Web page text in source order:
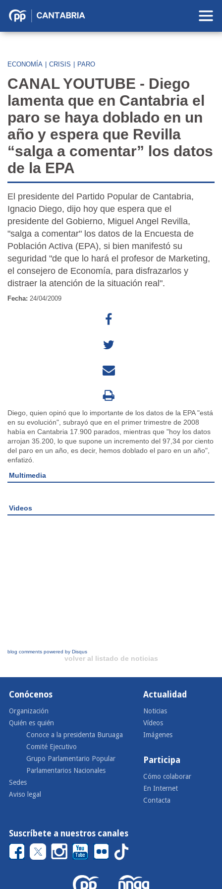
Partido
Cantabria
ECONOMÍA CRISIS PARO
CANAL YOUTUBE - Diego
lamenta que en Cantabria el
paro se haya doblado en un
año y espera que Revilla
“salga a comentar” los datos
de la EPA
El presidente del Partido Popular de Cantabria,
Ignacio Diego, dijo hoy que espera que el
presidente del Gobierno, Miguel Angel Revilla,
"salga a comentar" los datos de la Encuesta de
Población Activa (EPA), si bien manifestó su
seguridad "de que lo hará el profesor de Marketing,
el consejero de Economía, para disfrazarlos y
distraer la atención de la situación real".
Fecha: 24/04/2009
Diego, quien opinó que lo importante de los datos de la EPA "está
en su evolución", subrayó que en el primer trimestre de 2008
había en Cantabria 17.900 parados, mientras que "hoy los datos
arrojan 35.200, lo que supone un incremento del 97,34 por ciento
del paro en un año, es decir, hemos doblado el paro en un año",
enfatizó.
Multimedia
Videos
blog comments powered by Disqus
volver al listado de noticias
Conócenos
Organización
Quién es quién
Conoce a la presidenta Buruaga
Comité Ejecutivo
Grupo Parlamentario Popular
Parlamentarios Nacionales
Sedes
Aviso legal
Actualidad
Noticias
Vídeos
Imágenes
Participa
Cómo colaborar
En Internet
Contacta
Suscríbete a nuestros canales